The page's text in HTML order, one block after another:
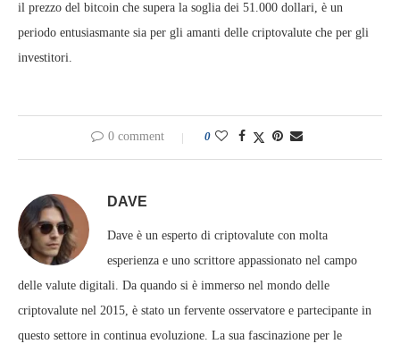
il prezzo del bitcoin che supera la soglia dei 51.000 dollari, è un
periodo entusiasmante sia per gli amanti delle criptovalute che per gli
investitori.
0 comment 0
DAVE
Dave è un esperto di criptovalute con molta
esperienza e uno scrittore appassionato nel campo
delle valute digitali. Da quando si è immerso nel mondo delle
criptovalute nel 2015, è stato un fervente osservatore e partecipante in
questo settore in continua evoluzione. La sua fascinazione per le